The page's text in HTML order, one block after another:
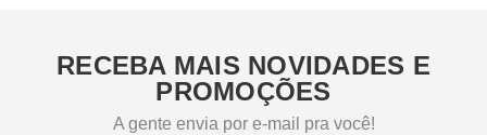
RECEBA MAIS NOVIDADES E
PROMOÇÕES
A gente envia por e-mail pra você!